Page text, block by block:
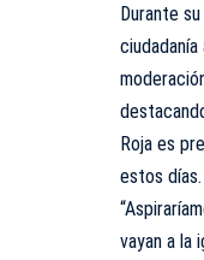
Durante
Roja es
estos días.
vayan a la